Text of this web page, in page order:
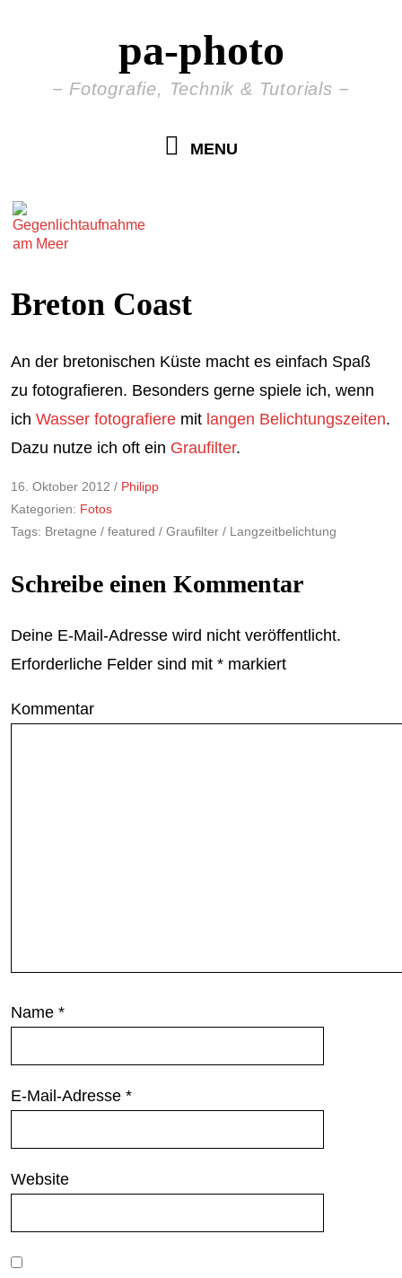
pa-photo
Fotografie, Technik & Tutorials
MENU
Breton Coast
An der bretonischen Küste macht es einfach Spaß
zu fotografieren. Besonders gerne spiele ich, wenn
ich Wasser fotografiere mit langen Belichtungszeiten.
Dazu nutze ich oft ein Graufilter.
16. Oktober 2012 / Philipp
Kategorien: Fotos
Tags: Bretagne featured Graufilter Langzeitbelichtung
Schreibe einen Kommentar
Deine E-Mail-Adresse wird nicht veröffentlicht.
Erforderliche Felder sind mit * markiert
Kommentar
Name *
E-Mail-Adresse *
Website